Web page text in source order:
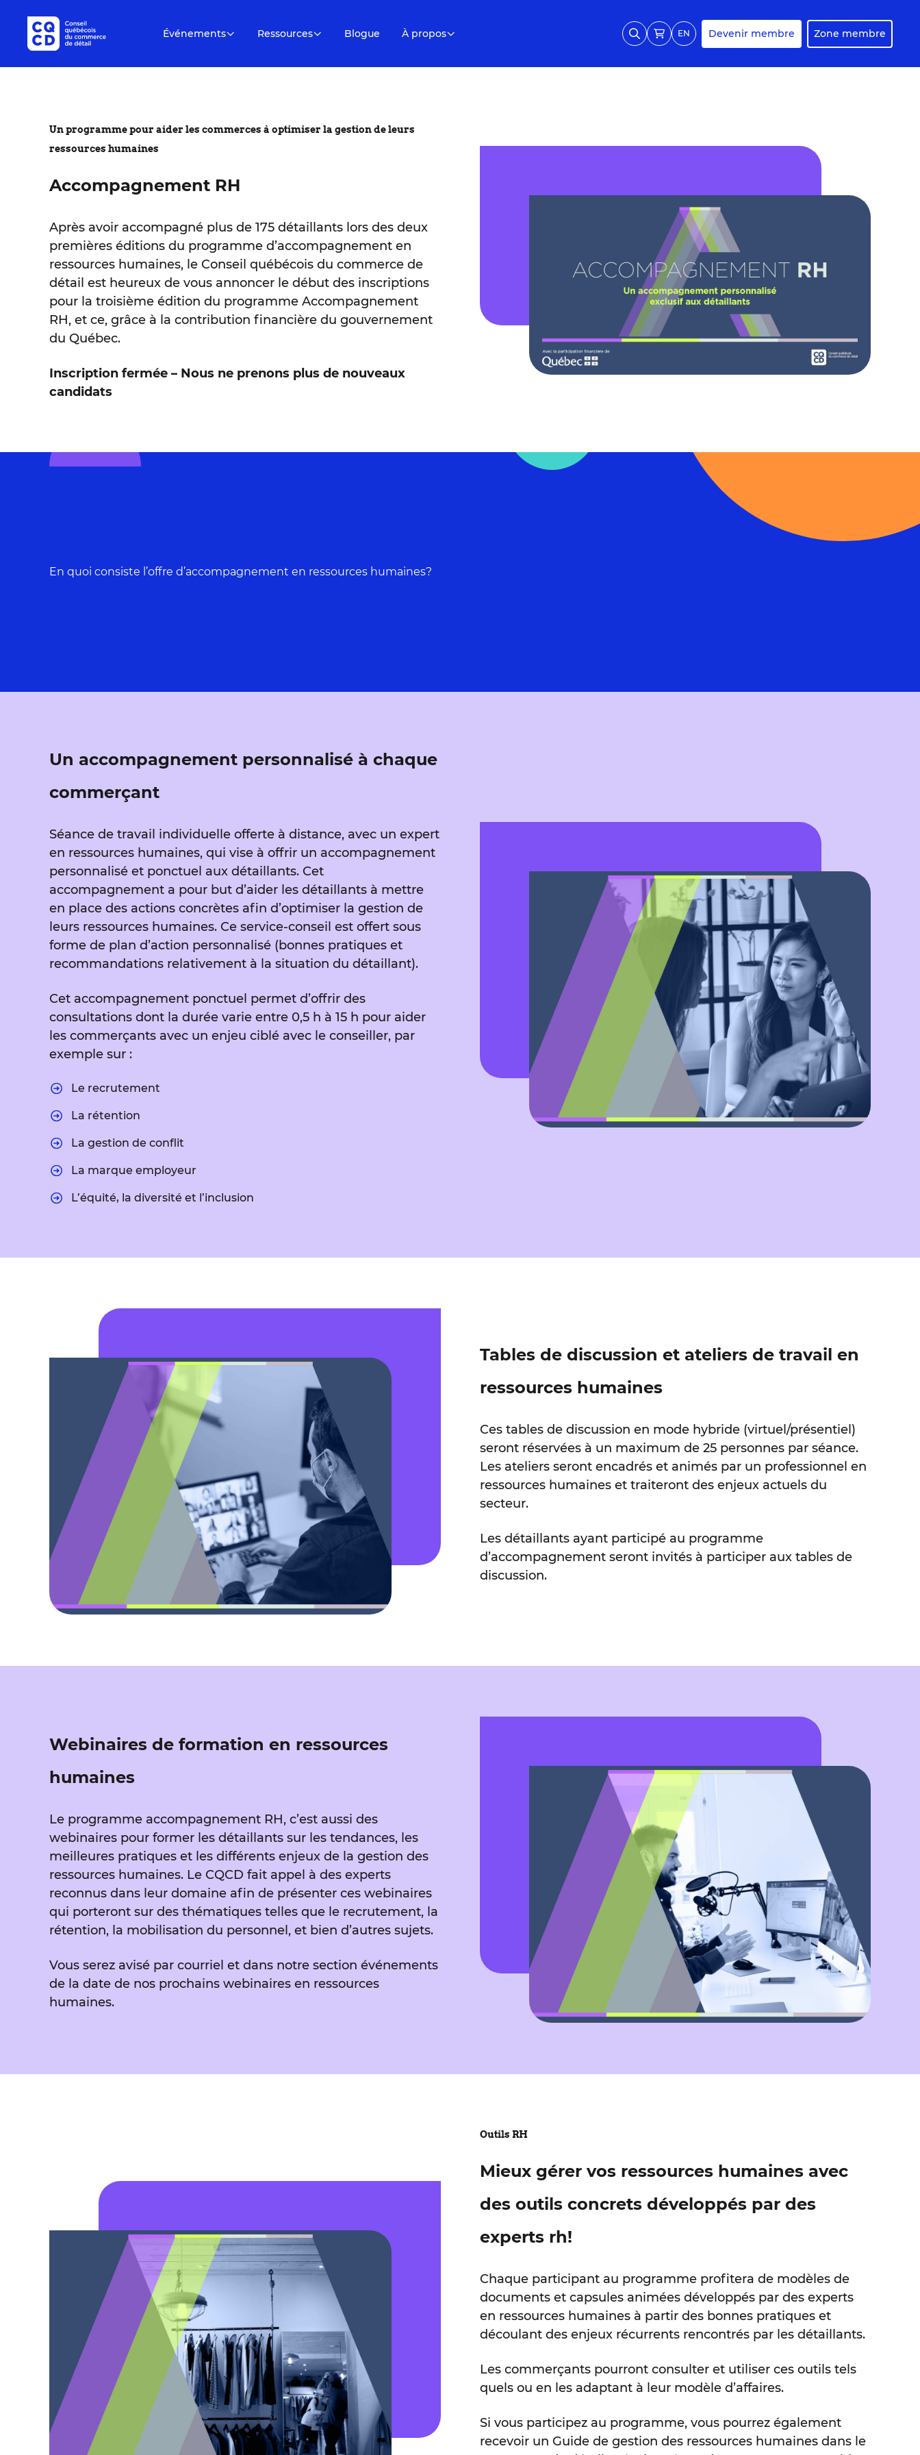
Événements Ressources Blogue À propos EN Devenir membre Zone membre
Un programme pour aider les commerces à optimiser la gestion de leurs
ressources humaines
Accompagnement RH
Après avoir accompagné plus de 175 détaillants lors des deux
premières éditions du programme d’accompagnement en
ressources humaines, le Conseil québécois du commerce de
détail est heureux de vous annoncer le début des inscriptions
pour la troisième édition du programme Accompagnement
RH, et ce, grâce à la contribution financière du gouvernement
du Québec.
Inscription fermée – Nous ne prenons plus de nouveaux
candidats
En quoi consiste l’offre d’accompagnement en ressources humaines?
Un accompagnement personnalisé à chaque
commerçant
Séance de travail individuelle offerte à distance, avec un expert
en ressources humaines, qui vise à offrir un accompagnement
personnalisé et ponctuel aux détaillants. Cet
accompagnement a pour but d’aider les détaillants à mettre
en place des actions concrètes afin d’optimiser la gestion de
leurs ressources humaines. Ce service-conseil est offert sous
forme de plan d’action personnalisé (bonnes pratiques et
recommandations relativement à la situation du détaillant).
Cet accompagnement ponctuel permet d’offrir des
consultations dont la durée varie entre 0,5 h à 15 h pour aider
les commerçants avec un enjeu ciblé avec le conseiller, par
exemple sur :
Le recrutement
La rétention
La gestion de conflit
La marque employeur
L’équité, la diversité et l’inclusion
Tables de discussion et ateliers de travail en
ressources humaines
Ces tables de discussion en mode hybride (virtuel/présentiel)
seront réservées à un maximum de 25 personnes par séance.
Les ateliers seront encadrés et animés par un professionnel en
ressources humaines et traiteront des enjeux actuels du
secteur.
Les détaillants ayant participé au programme
d’accompagnement seront invités à participer aux tables de
discussion.
Webinaires de formation en ressources
humaines
Le programme accompagnement RH, c’est aussi des
webinaires pour former les détaillants sur les tendances, les
meilleures pratiques et les différents enjeux de la gestion des
ressources humaines. Le CQCD fait appel à des experts
reconnus dans leur domaine afin de présenter ces webinaires
qui porteront sur des thématiques telles que le recrutement, la
rétention, la mobilisation du personnel, et bien d’autres sujets.
Vous serez avisé par courriel et dans notre section événements
de la date de nos prochains webinaires en ressources
humaines.
Outils RH
Mieux gérer vos ressources humaines avec
des outils concrets développés par des
experts rh!
Chaque participant au programme profitera de modèles de
documents et capsules animées développés par des experts
en ressources humaines à partir des bonnes pratiques et
découlant des enjeux récurrents rencontrés par les détaillants.
Les commerçants pourront consulter et utiliser ces outils tels
quels ou en les adaptant à leur modèle d’affaires.
Si vous participez au programme, vous pourrez également
recevoir un Guide de gestion des ressources humaines dans le